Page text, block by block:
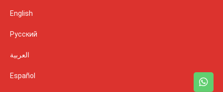
English
Русский
العربية
Español